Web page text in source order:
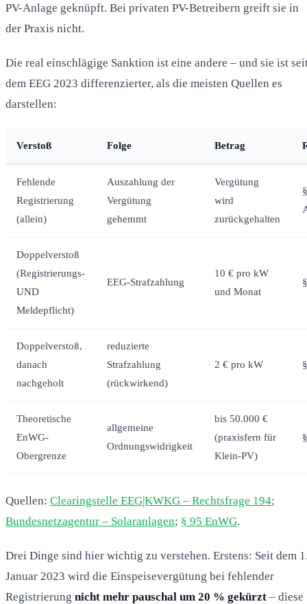
PV-Anlage geknüpft. Bei privaten PV-Betreibern greift sie in
der Praxis nicht.
Die real einschlägige Sanktion ist eine andere – und sie ist
dem EEG 2023 differenzierter, als die meisten Quellen es
darstellen:
Verstoß Folge Betrag
Fehlende
Registrierung
(allein)
Auszahlung der
Vergütung
gehemmt
Vergütung
wird
zurückgehalten
Doppelverstoß
(Registrierungs-
UND
Meldepflicht)
EEG-Strafzahlung
10 € pro kW
und Monat
Doppelverstoß,
danach
nachgeholt
reduzierte
Strafzahlung
(rückwirkend)
2 € pro kW
Theoretische
EnWG-
Obergrenze
allgemeine
Ordnungswidrigkeit
bis 50.000 €
(praxisfern für
Klein-PV)
Quellen: Clearingstelle EEG|KWKG – Rechtsfrage 194;
Bundesnetzagentur – Solaranlagen; § 95 EnWG.
Drei Dinge sind hier wichtig zu verstehen. Erstens: Seit dem
Januar 2023 wird die Einspeisevergütung bei fehlender
Registrierung nicht mehr pauschal um 20 % gekürzt – diese